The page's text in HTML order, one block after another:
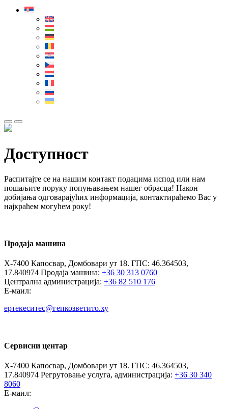
Доступност
Распитајте се на нашим контакт подацима испод или нам
пошаљите поруку попуњавањем нашег обрасца! Након
добијања одговарајућих информација, контактираћемо Вас у
најкраћем могућем року!
Продаја машина
Х-7400 Капосвар, Домбовари ут 18. ГПС: 46.364503,
17.840974 Продаја машина: +36 30 313 0760
Централна администрација: +36 82 510 176
Е-маил:
ертекеситес@гепкозветито.ху
Сервисни центар
Х-7400 Капосвар, Домбовари ут 18. ГПС: 46.364503,
17.840974 Регрутовање услуга, администрација: +36 30 340
8060
Е-маил: